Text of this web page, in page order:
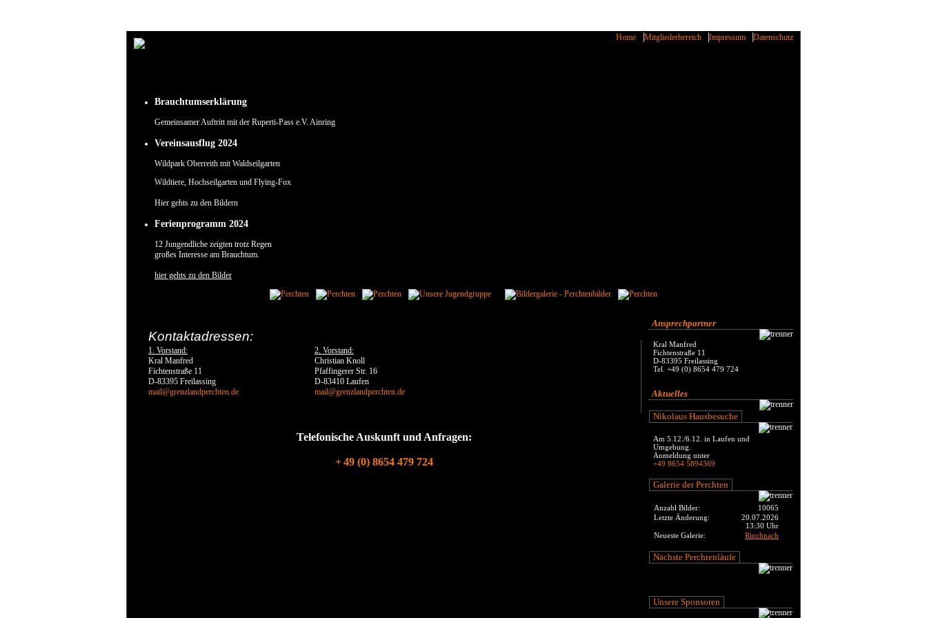
Home
Mitgliederbereich Impressum Datenschutz
Brauchtumserklärung
Gemeinsamer Auftritt mit der Ruperti-Pass e.V. Ainring
Vereinsausflug 2024
Wildpark Oberreith mit Waldseilgarten
Wildtiere, Hochseilgarten und Flying-Fox
Hier gehts zu den Bildern
Ferienprogramm 2024
12 Jungendliche zeigten trotz Regen
großes Interesse am Brauchtum.
hier gehts zu den Bilder
Kontaktadressen:
1. Vorstand:
Kral Manfred
Fichtenstraße 11
D-83395 Freilassing
mail@grenzlandperchten.de
2. Vorstand:
Christian Knoll
Pfaffingerer Str. 16
D-83410 Laufen
mail@grenzlandperchten.de
Telefonische Auskunft und Anfragen:
+ 49 (0) 8654 479 724
Ansprechpartner
Kral Manfred
Fichtenstraße 11
D-83395 Freilassing
Tel. +49 (0) 8654 479 724
Aktuelles
Nikolaus Hausbesuche
Am 5.12./6.12. in Laufen und
Umgebung.
Anmeldung unter
+49 8654 5894369
Galerie der Perchten
Anzahl Bilder:
10065
Letzte Änderung:
20.07.2026
13:30 Uhr
Neueste Galerie:
Rinchnach
Nächste Perchtenläufe
Unsere Sponsoren